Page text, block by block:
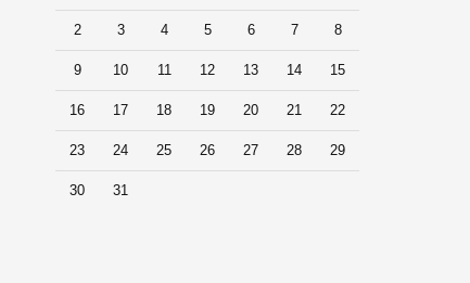
2 3 4 5 6 7 8
9 10 11 12 13 14 15
16 17 18 19 20 21 22
23 24 25 26 27 28 29
30 31